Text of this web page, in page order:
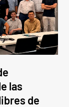
las
de